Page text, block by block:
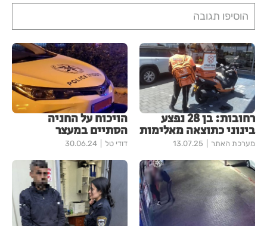
הוסיפו תגובה
רחובות: בן 28 נפצע
בינוני כתוצאה מאלימות
מערכת האתר 13.07.25
הויכוח על החניה
הסתיים במעצר
דודי טל 30.06.24